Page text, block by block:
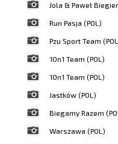
Jola & Paweł
Run Pasja (POL)
Pzu Sport Team
1On1 Team (POL)
1On1 Team (POL)
Jastków (POL)
Biegamy Razem
Warszawa (POL)